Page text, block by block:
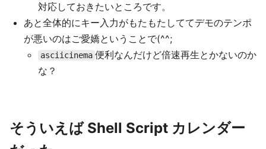
対応しておきたいところです。
あと全体的にキー入力がもたもたしててデモのテンポ
が悪いのはご愛嬌ということで(^^;
asciicinema 便利なんだけど倍速再生とかないのか
な？
そういえば Shell Script カレンダー